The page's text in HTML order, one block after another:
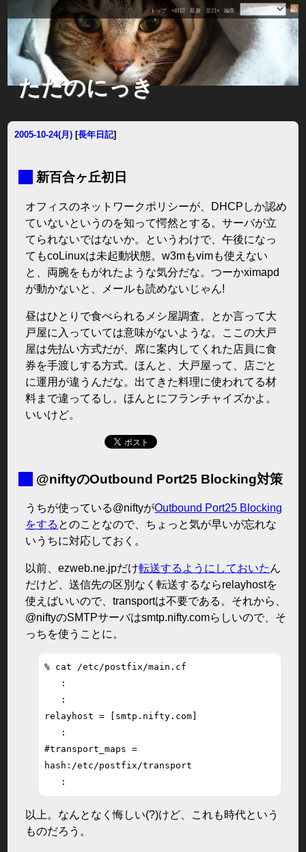
トップ «前日 最新 翌日» 編集
ただのにっき
2005-10-24(月) [長年日記]
新百合ヶ丘初日
オフィスのネットワークポリシーが、DHCPしか認め
ていないというのを知って愕然とする。サーバが立
てられないではないか。というわけで、午後になっ
てもcoLinuxは未起動状態。w3mもvimも使えない
と、両腕をもがれたような気分だな。つーかximapd
が動かないと、メールも読めないじゃん!
昼はひとりで食べられるメシ屋調査。とか言って大
戸屋に入っていては意味がないような。ここの大戸
屋は先払い方式だが、席に案内してくれた店員に食
券を手渡しする方式。ほんと、大戸屋って、店ごと
に運用が違うんだな。出てきた料理に使われてる材
料まで違ってるし。ほんとにフランチャイズかよ。
いいけど。
@niftyのOutbound Port25 Blocking対策
うちが使っている@niftyがOutbound Port25 Blocking
をする とのことなので、ちょっと気が早いが忘れな
いうちに対応しておく。
以前、ezweb.ne.jpだけ転送するようにしておいたん
だけど、送信先の区別なく転送するならrelayhostを
使えばいいので、transportは不要である。それから、
@niftyのSMTPサーバはsmtp.nifty.comらしいので、そ
っちを使うことに。
% cat /etc/postfix/main.cf
relayhost = [smtp.nifty.com]
#transport_maps =
hash:/etc/postfix/transport
   :
以上。なんとなく悔しい(?)けど、これも時代という
ものだろう。